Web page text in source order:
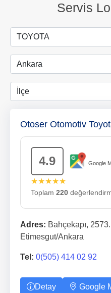
Servis
Otoser Otomotiv
4.9 Google
★★★★★
Toplam 220
Adres: Bahçekapı,
Etimesgut/Ankara
Tel: 0(505) 414 02 92
Detay Google